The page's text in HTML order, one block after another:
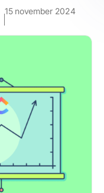
15 november 2024